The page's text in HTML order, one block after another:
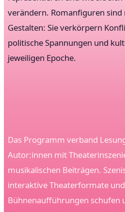
verändern. Romanfiguren
Gestalten: Sie verkörpern
politische Spannungen und
jeweiligen Epoche.
Das Programm verband
Autor:innen mit
musikalischen Beiträgen.
interaktive Theaterformate
Bühnenaufführungen schufen